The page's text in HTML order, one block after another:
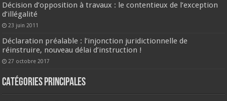
Décision d’opposition à travaux : le contentieux de l’exception
d’illégalité
23 juin 2011
Déclaration préalable : l’injonction juridictionnelle de
réinstruire, nouveau délai d’instruction !
27 octobre 2017
CATÉGORIES PRINCIPALES